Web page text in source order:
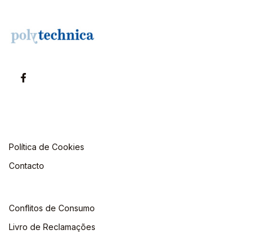
Política de Cookies
Contacto
Conflitos de Consumo
Livro de Reclamações